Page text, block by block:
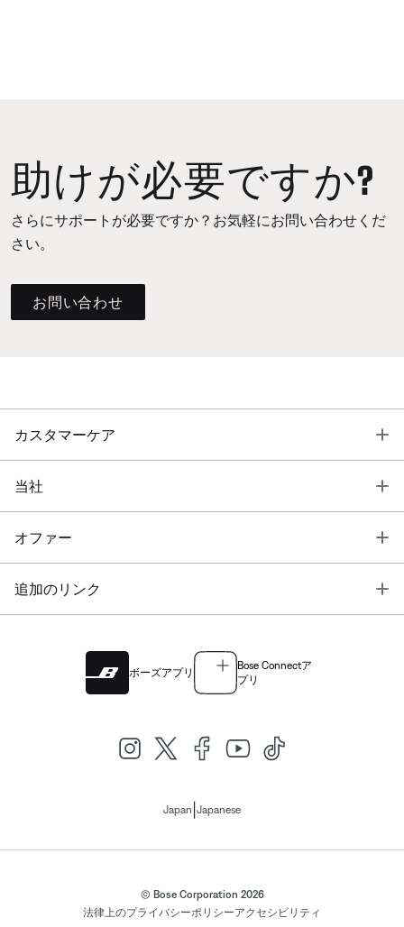
助けが必要ですか?
さらにサポートが必要ですか？お気軽にお問い合わせくだ
さい。
お問い合わせ
カスタマーケア
当社
オファー
追加のリンク
ボーズアプリ
Bose Connectア
プリ
Japan Japanese
© Bose Corporation 2026
法律上のプライバシーポリシーアクセシビリティ